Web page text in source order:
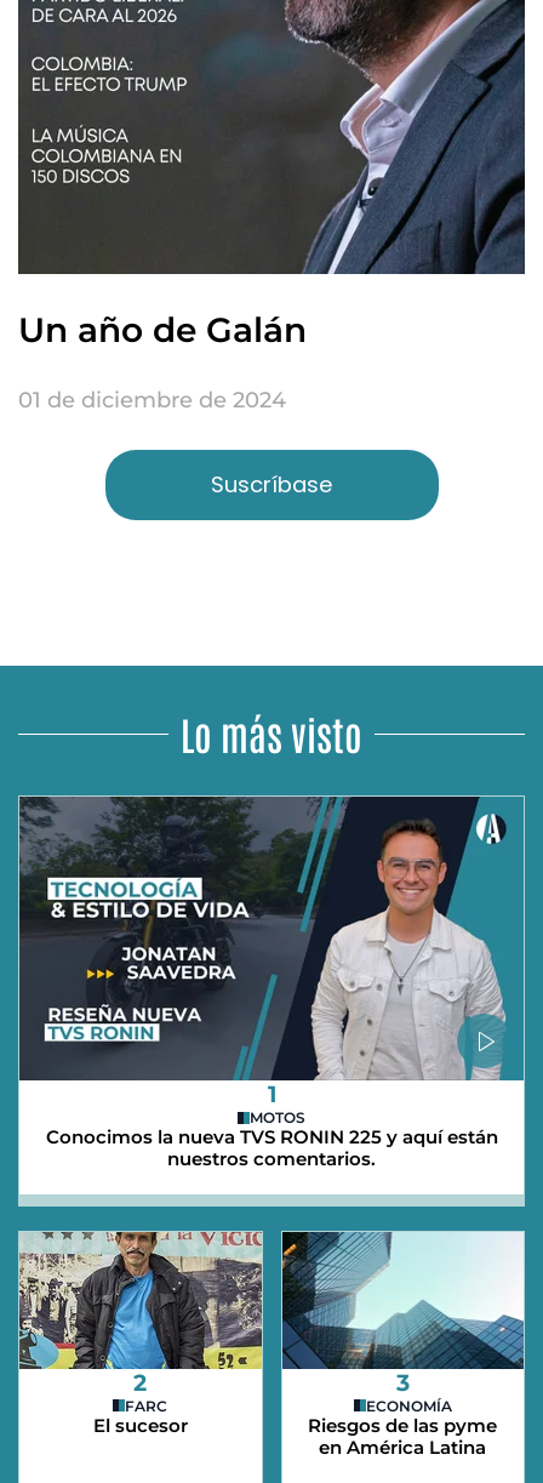
Un año de Galán
01 de diciembre de 2024
Suscríbase
Lo más visto
1
MOTOS
Conocimos la nueva TVS RONIN 225 y aquí están
nuestros comentarios.
2
FARC
El sucesor
3
ECONOMÍA
Riesgos de las pyme
en América Latina